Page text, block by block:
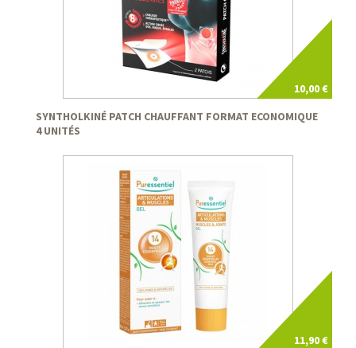
10,00 €
SYNTHOLKINÉ PATCH CHAUFFANT FORMAT ECONOMIQUE
4 UNITÉS
11,90 €